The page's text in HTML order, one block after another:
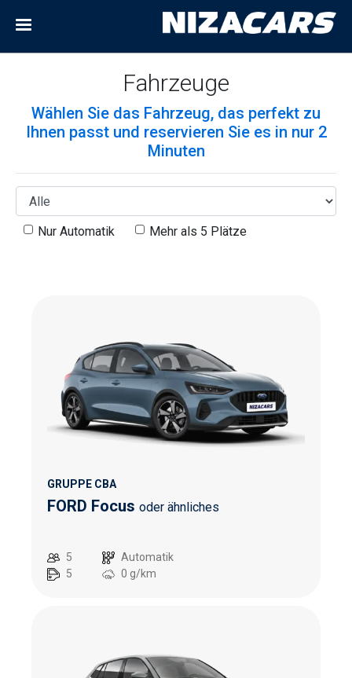
Fahrzeuge
Wählen Sie das Fahrzeug, das perfekt zu
Ihnen passt und reservieren Sie es in nur 2
Minuten
Nur Automatik Mehr als 5 Plätze
GRUPPE CBA
FORD Focus oder ähnliches
5
5
Automatik
0 g/km